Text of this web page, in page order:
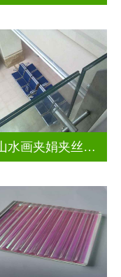
会所山水画夹娟夹丝玻璃